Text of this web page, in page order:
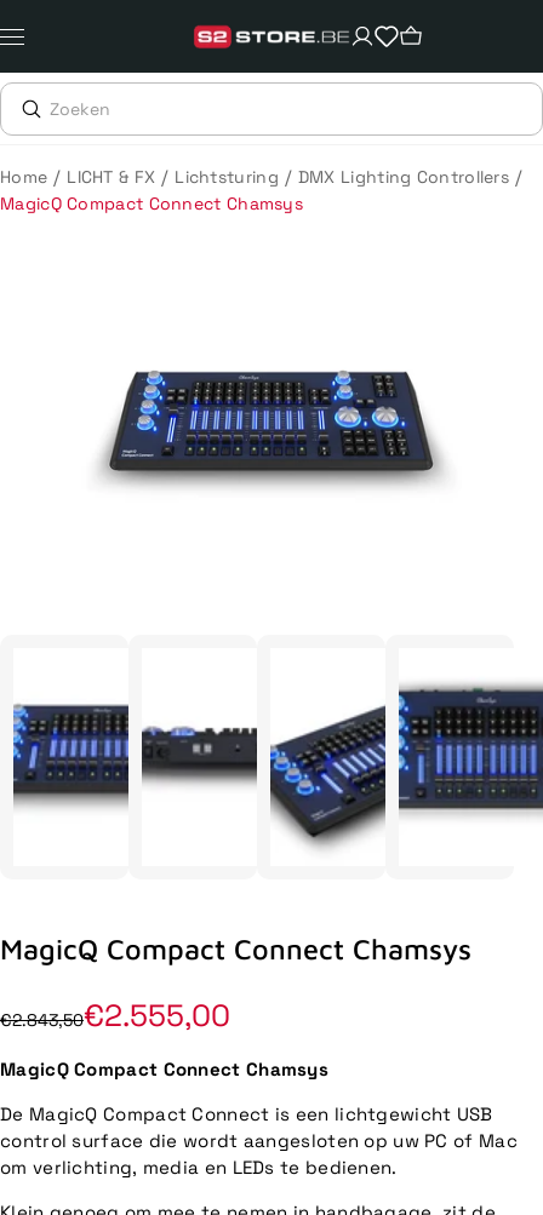
naar
content
Home / LICHT & FX / Lichtsturing / DMX Lighting Controllers /
MagicQ Compact Connect Chamsys
MagicQ Compact Connect Chamsys
€2.843,50€2.555,00
MagicQ Compact Connect Chamsys
De MagicQ Compact Connect is een lichtgewicht USB
control surface die wordt aangesloten op uw PC of Mac
om verlichting, media en LEDs te bedienen.